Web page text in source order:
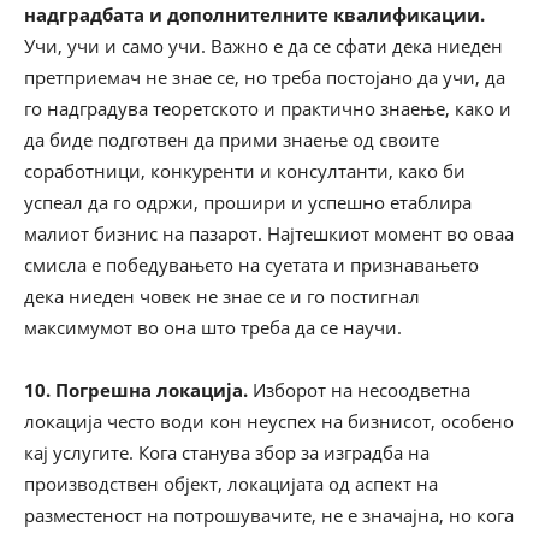
надградбата и дополнителните квалификации.
Учи, учи и само учи. Важно е да се сфати дека ниеден
претприемач не знае се, но треба постојано да учи, да
го надградува теоретското и практично знаење, како и
да биде подготвен да прими знаење од своите
соработници, конкуренти и консултанти, како би
успеал да го одржи, прошири и успешно етаблира
малиот бизнис на пазарот. Најтешкиот момент во оваа
смисла е победувањето на суетата и признавањето
дека ниеден човек не знае се и го постигнал
максимумот во она што треба да се научи.
10. Погрешна локација. Изборот на несоодветна
локација често води кон неуспех на бизнисот, особено
кај услугите. Кога станува збор за изградба на
производствен објект, локацијата од аспект на
разместеност на потрошувачите, не е значајна, но кога